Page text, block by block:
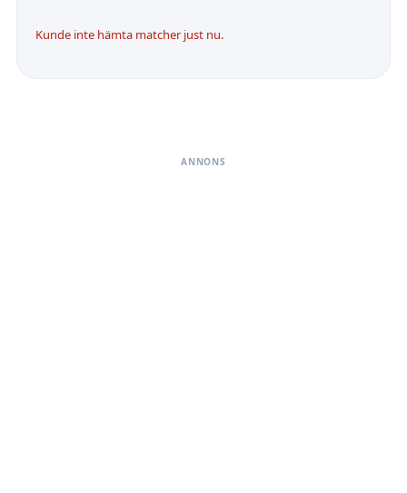
Kunde inte hämta matcher just nu.
ANNONS